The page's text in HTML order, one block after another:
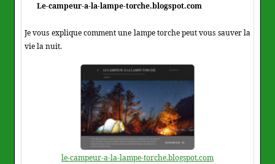
Le-campeur-a-la-lampe-torche.blogspot.com
Je vous explique comment une lampe torche peut vous sauver la
vie la nuit.
le-campeur-a-la-lampe-torche.blogspot.com